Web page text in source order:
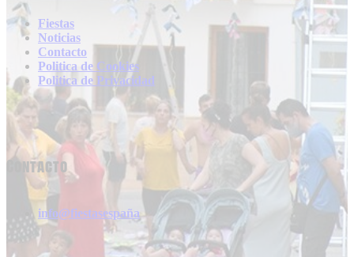
Fiestas
Noticias
Contacto
Politica de Cookies
Politica de Privacidad
Contacto
info@fiestasespaña